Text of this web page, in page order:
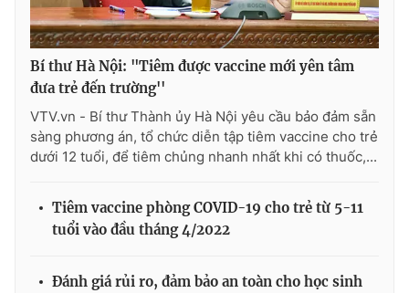
Bí thư Hà Nội: "Tiêm được vaccine mới yên tâm
đưa trẻ đến trường''
VTV.vn - Bí thư Thành ủy Hà Nội yêu cầu bảo đảm sẵn
sàng phương án, tổ chức diễn tập tiêm vaccine cho trẻ
dưới 12 tuổi, để tiêm chủng nhanh nhất khi có thuốc,...
Tiêm vaccine phòng COVID-19 cho trẻ từ 5-11
tuổi vào đầu tháng 4/2022
Đánh giá rủi ro, đảm bảo an toàn cho học sinh